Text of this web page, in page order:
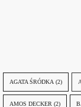
AGATA ŚRÓDKA (2)
AMOS DECKER (2)